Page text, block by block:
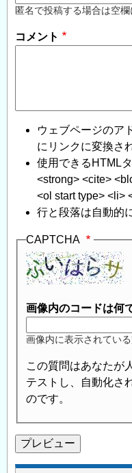
匿名で投稿する場合は空欄
コメント
ウェブページのア
にリンクに変換さ
使用できるHTML
<strong> <cite>
<ol start type> <li>
行と段落は自動的
CAPTCHA
画像内のコードは何
画像内に表示されてい
この質問はあなたが
テストし、自動化さ
のです。